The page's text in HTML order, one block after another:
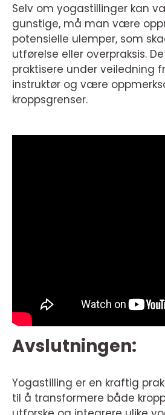
Selv om yogastillinger kan
gunstige, må man være
potensielle ulemper, som
utførelse eller overpraksis.
praktisere under veiledning
instruktør og være
kroppsgrenser.
Avslutningen:
Yogastilling er en kraftig
til å transformere både